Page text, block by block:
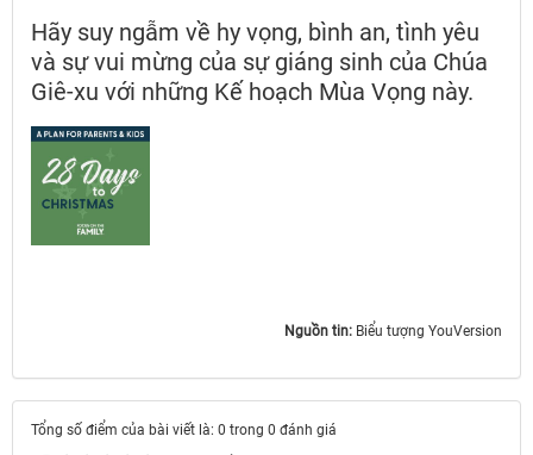
Hãy suy ngẫm về hy vọng, bình an, tình yêu
và sự vui mừng của sự giáng sinh của Chúa
Giê-xu với những Kế hoạch Mùa Vọng này.
Nguồn tin: Biểu tượng YouVersion
Tổng số điểm của bài viết là: 0 trong 0 đánh giá